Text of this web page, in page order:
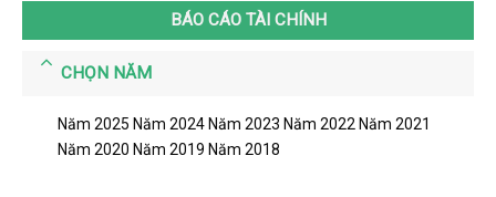
BÁO CÁO TÀI CHÍNH
CHỌN NĂM
Năm 2025 Năm 2024 Năm 2023 Năm 2022 Năm 2021
Năm 2020 Năm 2019 Năm 2018